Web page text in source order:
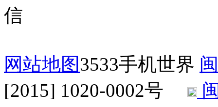
网站地图3533手机世界
[2015] 1020-0002号